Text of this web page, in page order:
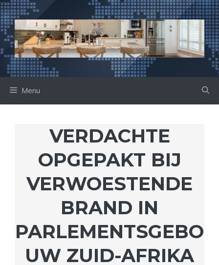
Ga
naar
de
inhoud
Menu
VERDACHTE
OPGEPAKT BIJ
VERWOESTENDE
BRAND IN
PARLEMENTSGEBO
UW ZUID-AFRIKA